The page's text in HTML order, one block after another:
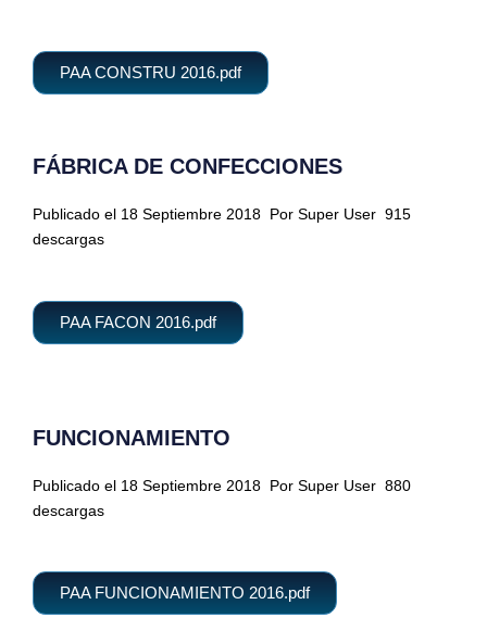
PAA CONSTRU 2016.pdf
FÁBRICA DE CONFECCIONES
Publicado el 18 Septiembre 2018 Por Super User 915
descargas
PAA FACON 2016.pdf
FUNCIONAMIENTO
Publicado el 18 Septiembre 2018 Por Super User 880
descargas
PAA FUNCIONAMIENTO 2016.pdf